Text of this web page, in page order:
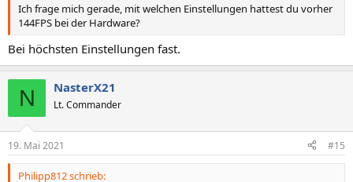
Ich frage mich gerade, mit welchen Einstellungen hattest du vorher
144FPS bei der Hardware?
Bei höchsten Einstellungen fast.
N NasterX21
Lt. Commander
19. Mai 2021 #15
Philipp812 schrieb: